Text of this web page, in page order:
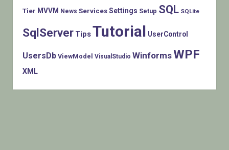
Tier MVVM News Services Settings Setup SQL SQLite
SqlServer TipsTutorial UserControl
UsersDb ViewModel VisualStudio WinformsWPF
XML